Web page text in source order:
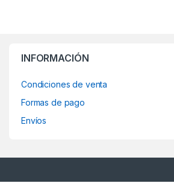
INFORMACIÓN
Condiciones de venta
Formas de pago
Envíos